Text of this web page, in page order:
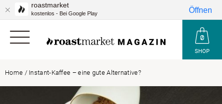
SHOP
Home / Instant-Kaffee – eine gute Alternative?
roastmarket
kostenlos - Bei Google Play Öffnen